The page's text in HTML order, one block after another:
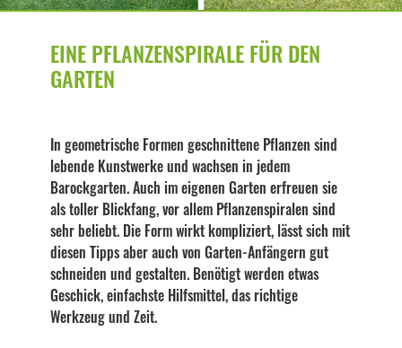
EINE PFLANZENSPIRALE FÜR DEN
GARTEN
In geometrische Formen geschnittene Pflanzen sind
lebende Kunstwerke und wachsen in jedem
Barockgarten. Auch im eigenen Garten erfreuen sie
als toller Blickfang, vor allem Pflanzenspiralen sind
sehr beliebt. Die Form wirkt kompliziert, lässt sich mit
diesen Tipps aber auch von Garten-Anfängern gut
schneiden und gestalten. Benötigt werden etwas
Geschick, einfachste Hilfsmittel, das richtige
Werkzeug und Zeit.